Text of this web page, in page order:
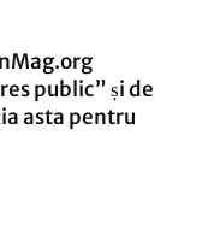
public” și de
asta pentru